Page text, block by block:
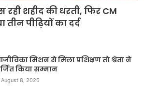
शहीद की धरती, फिर CM
तीन पीढ़ियों का दर्द
मिशन से मिला प्रशिक्षण तो श्वेता ने
किया सम्मान
August 8, 2026